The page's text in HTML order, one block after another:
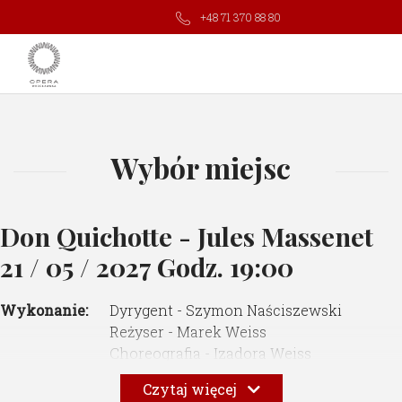
+48 71 370 88 80
Wybór miejsc
Don Quichotte - Jules Massenet
21 / 05 / 2027 Godz. 19:00
Wykonanie:
Dyrygent - Szymon Naściszewski
Reżyser - Marek Weiss
Choreografia - Izadora Weiss
Scenografia - Jagna Janicka
Kostiumy - Paprocki& Brzozowski
Czytaj więcej